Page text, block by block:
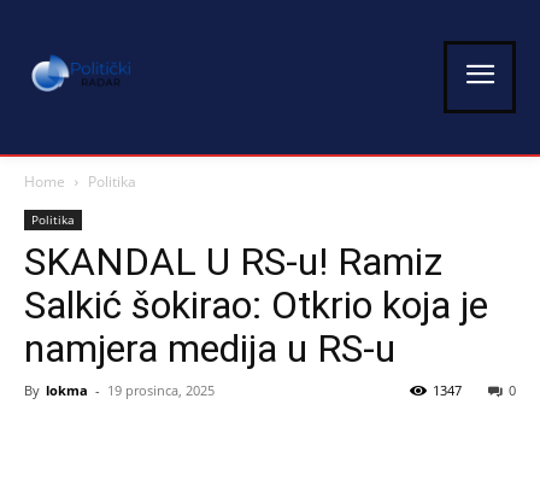
Home Politika
Politika
SKANDAL U RS-u! Ramiz
Salkić šokirao: Otkrio koja je
namjera medija u RS-u
By lokma - 19 prosinca, 2025 0
1347